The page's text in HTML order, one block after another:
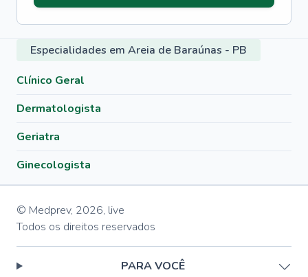
Especialidades em Areia de Baraúnas - PB
Clínico Geral
Dermatologista
Geriatra
Ginecologista
© Medprev, 2026, live
Todos os direitos reservados
PARA VOCÊ